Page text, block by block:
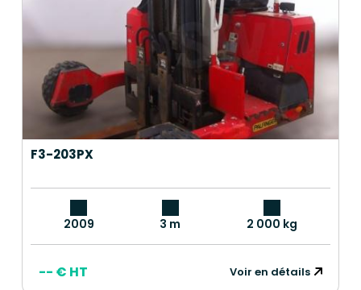
F3-203PX
2009 3 m 2 000 kg
-- € HT Voir en détails